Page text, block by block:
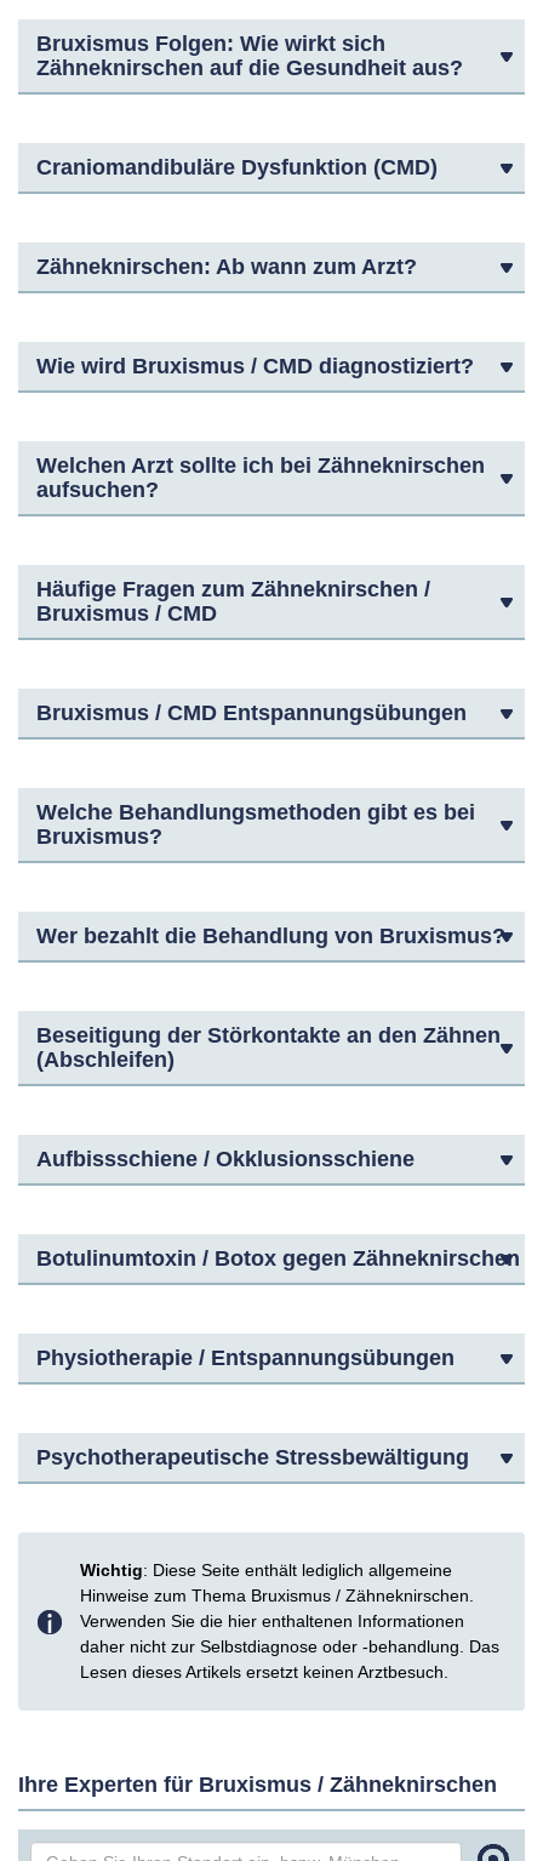
Bruxismus Folgen: Wie wirkt sich
Zähneknirschen auf die Gesundheit aus?
Craniomandibuläre Dysfunktion (CMD)
Zähneknirschen: Ab wann zum Arzt?
Wie wird Bruxismus / CMD diagnostiziert?
Welchen Arzt sollte ich bei Zähneknirschen
aufsuchen?
Häufige Fragen zum Zähneknirschen /
Bruxismus / CMD
Bruxismus / CMD Entspannungsübungen
Welche Behandlungsmethoden gibt es bei
Bruxismus?
Wer bezahlt die Behandlung von Bruxismus?
Beseitigung der Störkontakte an den Zähnen
(Abschleifen)
Aufbissschiene / Okklusionsschiene
Botulinumtoxin / Botox gegen Zähneknirschen
Physiotherapie / Entspannungsübungen
Psychotherapeutische Stressbewältigung
Wichtig: Diese Seite enthält lediglich allgemeine
Hinweise zum Thema Bruxismus / Zähneknirschen.
Verwenden Sie die hier enthaltenen Informationen
daher nicht zur Selbstdiagnose oder -behandlung. Das
Lesen dieses Artikels ersetzt keinen Arztbesuch.
Ihre Experten für Bruxismus / Zähneknirschen